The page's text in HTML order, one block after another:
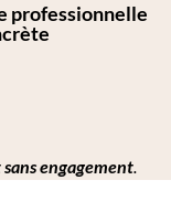
professionnelle
engagement.